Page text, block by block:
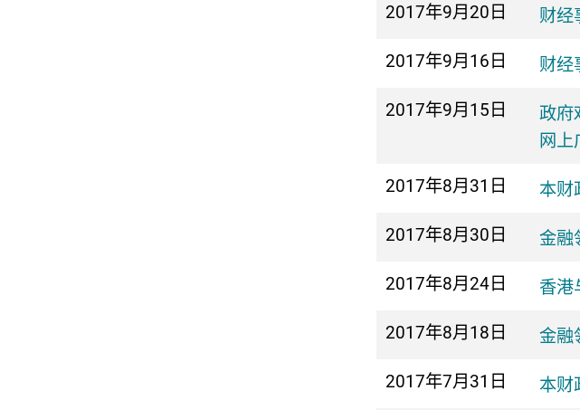
2017年9月20日 财经
2017年9月16日 财经
2017年9月15日
政府
网上
2017年8月31日 本财
2017年8月30日 金融
2017年8月24日 香港
2017年8月18日 金融
2017年7月31日 本财